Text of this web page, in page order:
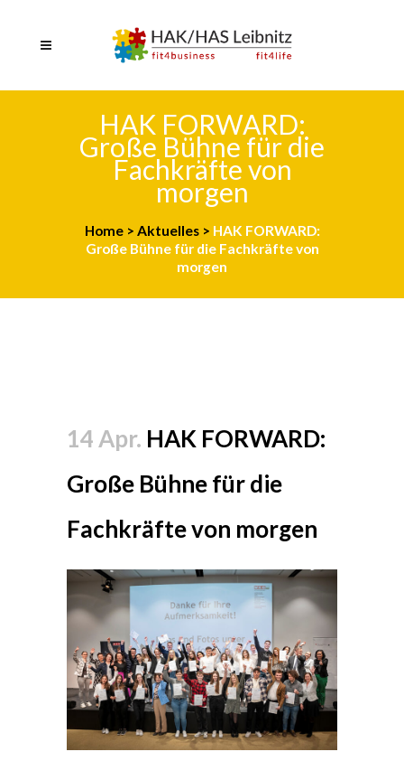
HAK FORWARD:
Große Bühne für die
Fachkräfte von
morgen
Home> Aktuelles> HAK FORWARD:
Große Bühne für die Fachkräfte von
morgen
14 Apr. HAK FORWARD:
Große Bühne für die
Fachkräfte von morgen